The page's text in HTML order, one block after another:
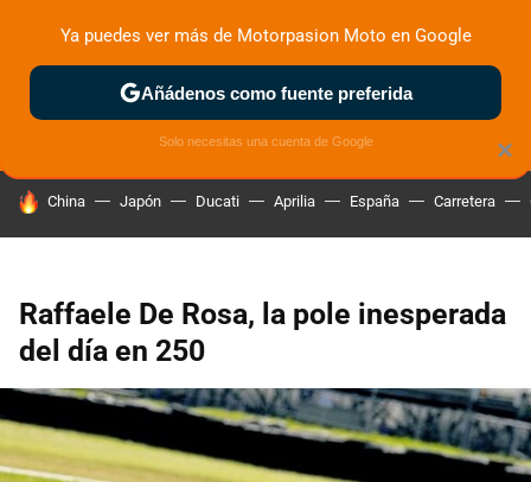
ZONA DE PRUEBAS DEPORTIVAS MOTOS ELÉCTRICAS
HOY SE HABLA DE
China Japón Ducati Aprilia España Carretera
Raffaele De Rosa, la pole inesperada
del día en 250
×
Ya puedes ver más de Motorpasion Moto en Google
Añádenos como fuente preferida
Solo necesitas una cuenta de Google